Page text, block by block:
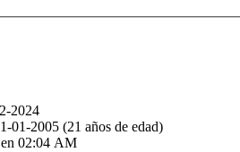
2024
01-2005 (21 años de edad)
02:04 AM